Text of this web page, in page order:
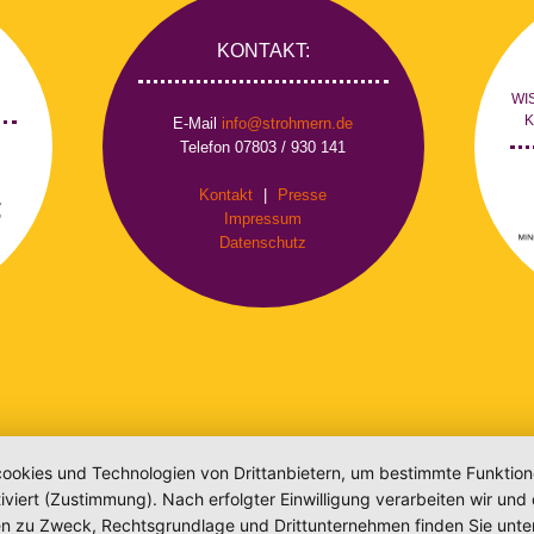
KONTAKT:
E-Mail info@strohmern.de
Telefon 07803 / 930 141
Kontakt
Presse
Impressum
Datenschutz
und Technologien von Drittanbietern, um bestimmte
(Zustimmung). Nach erfolgter Einwilligung verarbeiten wir
Zweck, Rechtsgrundlage und Drittunternehmen finden Sie